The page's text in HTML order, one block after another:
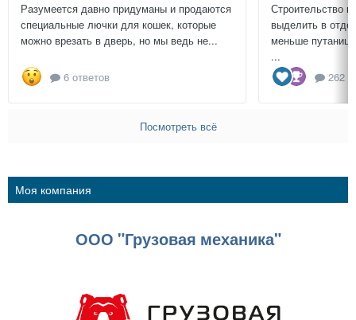
Разумеется давно придуманы и продаются
специальные лючки для кошек, которые
можно врезать в дверь, но мы ведь не...
6 ответов
Строительство
выделить в
меньше
...
262
Посмотреть всё
Моя компания
ООО "Грузовая механика"